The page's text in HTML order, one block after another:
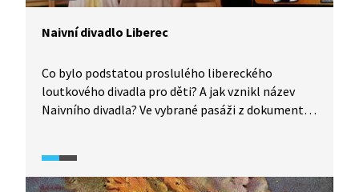
Naivní divadlo Liberec
Co bylo podstatou proslulého libereckého
loutkového divadla pro děti? A jak vznikl název
Naivního divadla? Ve vybrané pasáži z dokumentu
a režisér, ale i herci nebo například dramaturg
Pavel Polák. Dozvíte se, jak se divadlo formovalo,